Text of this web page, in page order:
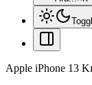
Apple iPhone 13